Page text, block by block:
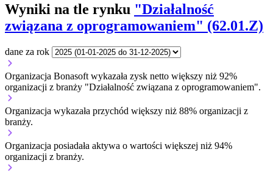
Wyniki na tle rynku "Działalność
związana z oprogramowaniem" (62.01.Z)
dane za rok
Organizacja Bonasoft wykazała zysk netto większy niż 92%
organizacji z branży "Działalność związana z oprogramowaniem".
Organizacja wykazała przychód większy niż 88% organizacji z
branży.
Organizacja posiadała aktywa o wartości większej niż 94%
organizacji z branży.